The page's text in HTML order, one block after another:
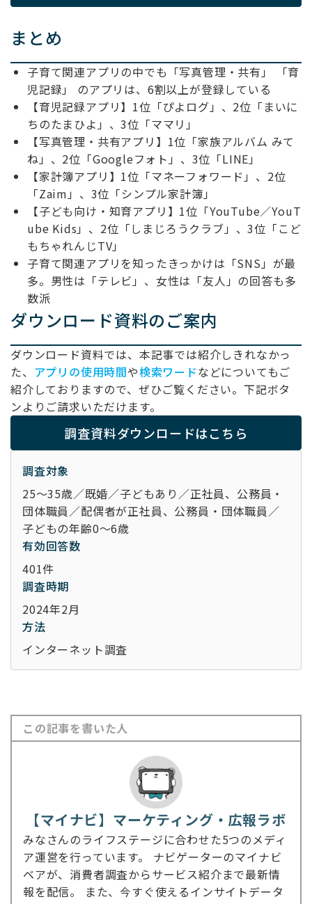
まとめ
子育て関連アプリの中でも「写真管理・共有」 「育
児記録」 のアプリは、6割以上が登録している
【育児記録アプリ】1位「ぴよログ」、2位「まいに
ちのたまひよ」、3位「ママリ」
【写真管理・共有アプリ】1位「家族アルバム みて
ね」、2位「Googleフォト」、3位「LINE」
【家計簿アプリ】1位「マネーフォワード」、2位
「Zaim」、3位「シンプル家計簿」
【子ども向け・知育アプリ】1位「YouTube／YouT
ube Kids」、2位「しまじろうクラブ」、3位「こど
もちゃれんじTV」
子育て関連アプリを知ったきっかけは「SNS」が最
多。男性は「テレビ」、女性は「友人」の回答も多
数派
ダウンロード資料のご案内
ダウンロード資料では、本記事では紹介しきれなかっ
た、 アプリの使用時間や検索ワードなどについてもご
紹介しておりますので、ぜひご覧ください。下記ボタ
ンよりご請求いただけます。
調査資料ダウンロードはこちら
調査対象
25～35歳／既婚／子どもあり／正社員、公務員・
団体職員／配偶者が正社員、公務員・団体職員／
子どもの年齢0～6歳
有効回答数
401件
調査時期
2024年2月
方法
インターネット調査
この記事を書いた人
【マイナビ】マーケティング・広報ラボ
みなさんのライフステージに合わせた5つのメディ
ア運営を行っています。 ナビゲーターのマイナビ
ベアが、消費者調査からサービス紹介まで最新情
報を配信。 また、今すぐ使えるインサイトデータ